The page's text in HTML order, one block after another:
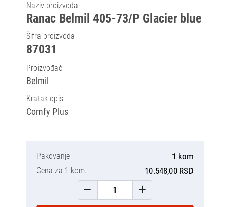
Naziv proizvoda
Ranac Belmil 405-73/P Glacier blue
Šifra proizvoda
87031
Proizvođač
Belmil
Kratak opis
Comfy Plus
Pakovanje 1 kom
Cena za 1 kom. 10.548,00 RSD